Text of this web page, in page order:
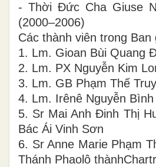
- Thời Đức Cha Giuse
(2000–2006)
Các thành viên trong Ban
1. Lm. Gioan Bùi Quang
2. Lm. PX Nguyễn Kim
3. Lm. GB Phạm Thế
4. Lm. Irênê Nguyễn
5. Sr Mai Anh Đinh Thị
Bác Ái Vinh Sơn
6. Sr Anne Marie Phạm
Thánh Phaolô